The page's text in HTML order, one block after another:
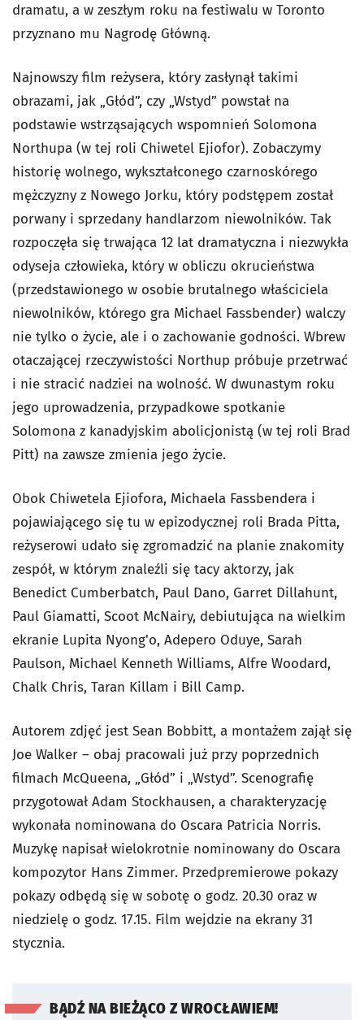
dramatu, a w zeszłym roku na festiwalu w Toronto
przyznano mu Nagrodę Główną.
Najnowszy film reżysera, który zasłynął takimi
obrazami, jak „Głód”, czy „Wstyd” powstał na
podstawie wstrząsających wspomnień Solomona
Northupa (w tej roli Chiwetel Ejiofor). Zobaczymy
historię wolnego, wykształconego czarnoskórego
mężczyzny z Nowego Jorku, który podstępem został
porwany i sprzedany handlarzom niewolników. Tak
rozpoczęła się trwająca 12 lat dramatyczna i niezwykła
odyseja człowieka, który w obliczu okrucieństwa
(przedstawionego w osobie brutalnego właściciela
niewolników, którego gra Michael Fassbender) walczy
nie tylko o życie, ale i o zachowanie godności. Wbrew
otaczającej rzeczywistości Northup próbuje przetrwać
i nie stracić nadziei na wolność. W dwunastym roku
jego uprowadzenia, przypadkowe spotkanie
Solomona z kanadyjskim abolicjonistą (w tej roli Brad
Pitt) na zawsze zmienia jego życie.
Obok Chiwetela Ejiofora, Michaela Fassbendera i
pojawiającego się tu w epizodycznej roli Brada Pitta,
reżyserowi udało się zgromadzić na planie znakomity
zespół, w którym znaleźli się tacy aktorzy, jak
Benedict Cumberbatch, Paul Dano, Garret Dillahunt,
Paul Giamatti, Scoot McNairy, debiutująca na wielkim
ekranie Lupita Nyong'o, Adepero Oduye, Sarah
Paulson, Michael Kenneth Williams, Alfre Woodard,
Chalk Chris, Taran Killam i Bill Camp.
Autorem zdjęć jest Sean Bobbitt, a montażem zajął się
Joe Walker – obaj pracowali już przy poprzednich
filmach McQueena, „Głód” i „Wstyd”. Scenografię
przygotował Adam Stockhausen, a charakteryzację
wykonała nominowana do Oscara Patricia Norris.
Muzykę napisał wielokrotnie nominowany do Oscara
kompozytor Hans Zimmer. Przedpremierowe pokazy
pokazy odbędą się w sobotę o godz. 20.30 oraz w
niedzielę o godz. 17.15. Film wejdzie na ekrany 31
stycznia.
BĄDŹ NA BIEŻĄCO Z WROCŁAWIEM!